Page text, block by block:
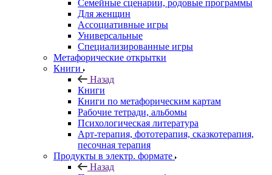
Семейные сценарии, родовые программы
Для женщин
Ассоциативные игры
Универсальные
Специализированные игры
Метафорические открытки
Книги
Назад
Книги
Книги по метафорическим картам
Рабочие тетради, альбомы
Психологическая литература
Арт-терапия, фототерапия, сказкотерапия,
песочная терапия
Продукты в электр. формате
Назад